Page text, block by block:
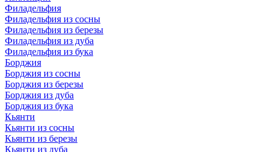
Филадельфия
Филадельфия из сосны
Филадельфия из березы
Филадельфия из дуба
Филадельфия из бука
Борджия
Борджия из сосны
Борджия из березы
Борджия из дуба
Борджия из бука
Кьянти
Кьянти из сосны
Кьянти из березы
Кьянти из дуба